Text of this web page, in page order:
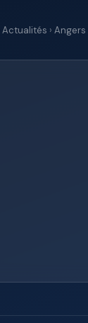
Actualités › Angers